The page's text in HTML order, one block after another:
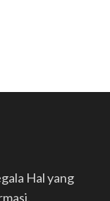
Hal yang